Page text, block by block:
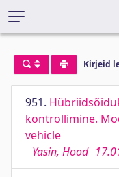
Kirjeid
951.
kontrollimine.
vehicle
Yasin, Hood